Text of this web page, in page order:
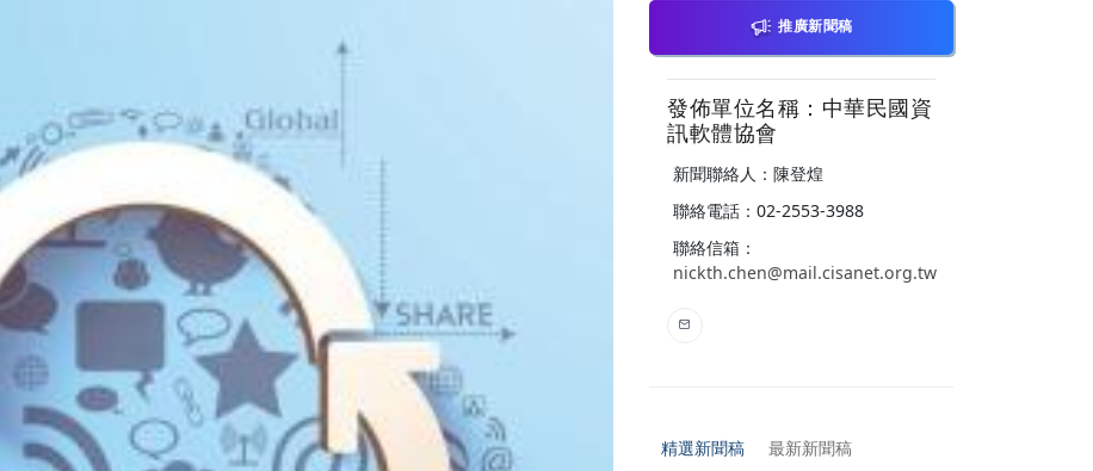
推廣新聞稿
發佈單位名稱：中華民國資
訊軟體協會
新聞聯絡人：陳登煌
聯絡電話：02-2553-3988
聯絡信箱：
nickth.chen@mail.cisanet.org.tw
精選新聞稿 最新新聞稿